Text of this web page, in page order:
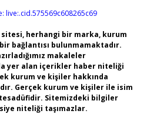
live:.cid.575569c608265c69
herhangi bir marka, kurum
bağlantısı bulunmamaktadır.
makaleler
yer alan içerikler haber niteliği
kurum ve kişiler hakkında
Gerçek kurum ve kişiler ile isim
Sitemizdeki bilgiler
niteliği taşımazlar.